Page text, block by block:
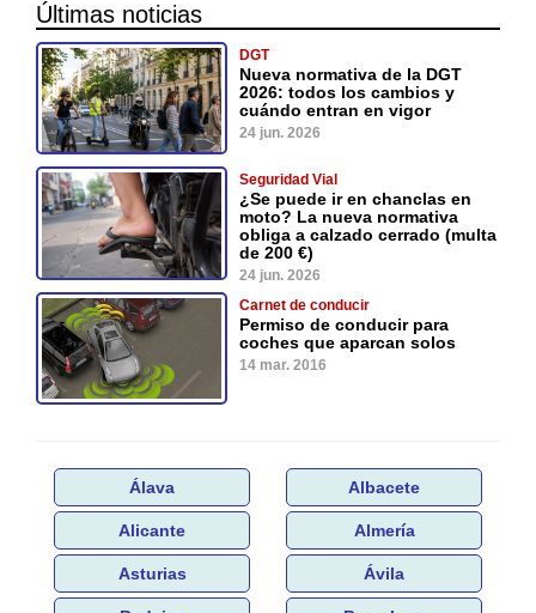
Últimas noticias
DGT
Nueva normativa de la DGT
2026: todos los cambios y
cuándo entran en vigor
24 jun. 2026
Seguridad Vial
¿Se puede ir en chanclas en
moto? La nueva normativa
obliga a calzado cerrado (multa
de 200 €)
24 jun. 2026
Carnet de conducir
Permiso de conducir para
coches que aparcan solos
14 mar. 2016
Álava Albacete
Alicante Almería
Asturias Ávila